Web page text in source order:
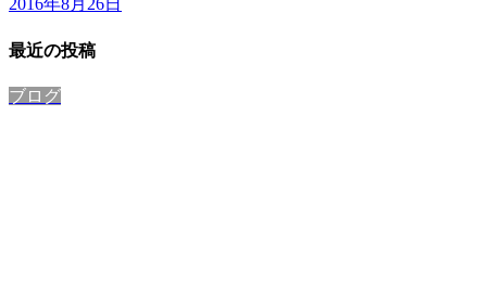
2016年8月26日
最近の投稿
ブログ